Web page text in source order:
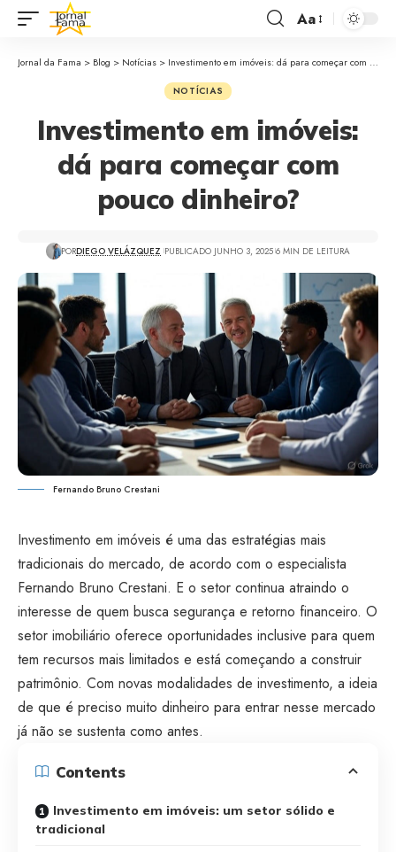
Aa
Jornal da Fama > Blog > Notícias > Investimento em imóveis: dá para começar com pouco dinheiro?
NOTÍCIAS
Investimento em imóveis:
dá para começar com
pouco dinheiro?
PORDIEGO VELÁZQUEZ PUBLICADO JUNHO 3, 2025 6 MIN DE LEITURA
Fernando Bruno Crestani
Investimento em imóveis é uma das estratégias mais
tradicionais do mercado, de acordo com o especialista
Fernando Bruno Crestani. E o setor continua atraindo o
interesse de quem busca segurança e retorno financeiro. O
setor imobiliário oferece oportunidades inclusive para quem
tem recursos mais limitados e está começando a construir
patrimônio. Com novas modalidades de investimento, a ideia
de que é preciso muito dinheiro para entrar nesse mercado
já não se sustenta como antes.
Contents
Investimento em imóveis: um setor sólido e
tradicional